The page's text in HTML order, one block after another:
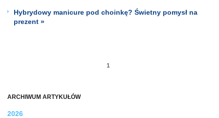
ARCHIWUM ARTYKUŁÓW
2026
Hybrydowy manicure pod choinkę? Świetny pomysł na
prezent »
1